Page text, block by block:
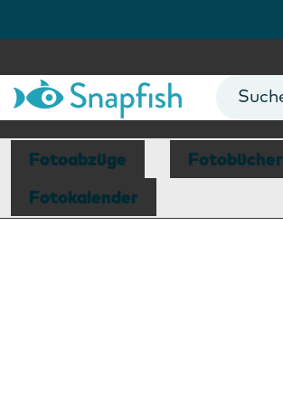
Fotoabzüge Fotobücher
Fotokalender